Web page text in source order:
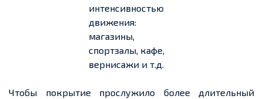
интенсивностью
движения:
магазины,
спортзалы, кафе,
вернисажи и т.д.
Чтобы покрытие прослужило более длительный